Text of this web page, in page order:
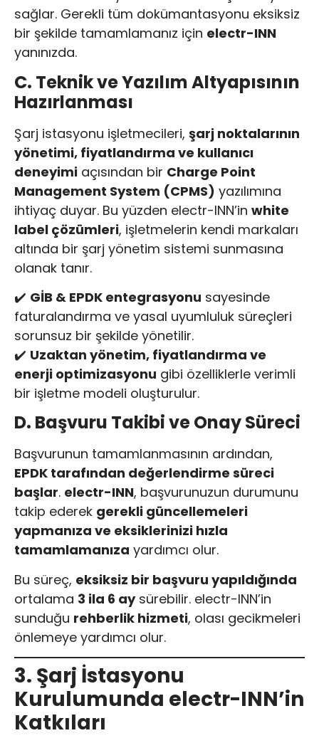
sağlar. Gerekli tüm dokümantasyonu eksiksiz
bir şekilde tamamlamanız için electr-INN
yanınızda.
C. Teknik ve Yazılım Altyapısının
Hazırlanması
Şarj istasyonu işletmecileri, şarj noktalarının
yönetimi, fiyatlandırma ve kullanıcı
deneyimi açısından bir Charge Point
Management System (CPMS) yazılımına
ihtiyaç duyar. Bu yüzden electr-INN’in white
label çözümleri, işletmelerin kendi markaları
altında bir şarj yönetim sistemi sunmasına
olanak tanır.
✔️ GİB & EPDK entegrasyonu sayesinde
faturalandırma ve yasal uyumluluk süreçleri
sorunsuz bir şekilde yönetilir.
✔️ Uzaktan yönetim, fiyatlandırma ve
enerji optimizasyonu gibi özelliklerle verimli
bir işletme modeli oluşturulur.
D. Başvuru Takibi ve Onay Süreci
Başvurunun tamamlanmasının ardından,
EPDK tarafından değerlendirme süreci
başlar. electr-INN, başvurunuzun durumunu
takip ederek gerekli güncellemeleri
yapmanıza ve eksiklerinizi hızla
tamamlamanıza yardımcı olur.
Bu süreç, eksiksiz bir başvuru yapıldığında
ortalama 3 ila 6 aysürebilir. electr-INN’in
sunduğu rehberlik hizmeti, olası gecikmeleri
önlemeye yardımcı olur.
3. Şarj İstasyonu
Kurulumunda electr-INN’in
Katkıları